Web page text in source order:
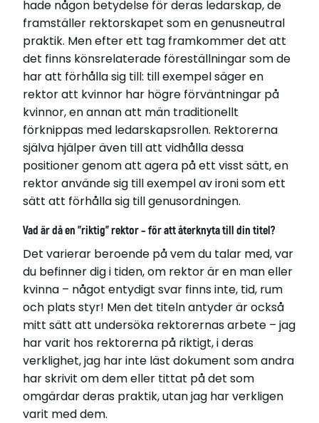
hade någon betydelse för deras ledarskap, de
framställer rektorskapet som en genusneutral
praktik. Men efter ett tag framkommer det att
det finns könsrelaterade föreställningar som de
har att förhålla sig till: till exempel säger en
rektor att kvinnor har högre förväntningar på
kvinnor, en annan att män traditionellt
förknippas med ledarskapsrollen. Rektorerna
själva hjälper även till att vidhålla dessa
positioner genom att agera på ett visst sätt, en
rektor använde sig till exempel av ironi som ett
sätt att förhålla sig till genusordningen.
Vad är då en ”riktig” rektor – för att återknyta till din titel?
Det varierar beroende på vem du talar med, var
du befinner dig i tiden, om rektor är en man eller
kvinna – något entydigt svar finns inte, tid, rum
och plats styr! Men det titeln antyder är också
mitt sätt att undersöka rektorernas arbete – jag
har varit hos rektorerna på riktigt, i deras
verklighet, jag har inte läst dokument som andra
har skrivit om dem eller tittat på det som
omgärdar deras praktik, utan jag har verkligen
varit med dem.